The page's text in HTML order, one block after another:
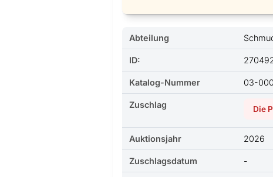
Abteilung
ID:
Katalog-Nummer 03-
Zuschlag Die
Auktionsjahr 2026
Zuschlagsdatum -